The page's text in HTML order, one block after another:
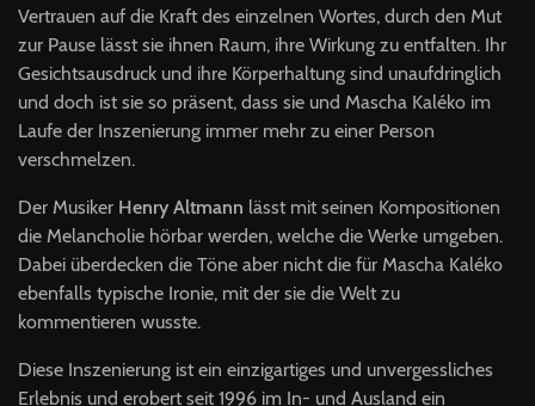
Vertrauen auf die Kraft des einzelnen Wortes, durch den Mut
zur Pause lässt sie ihnen Raum, ihre Wirkung zu entfalten. Ihr
Gesichtsausdruck und ihre Körperhaltung sind unaufdringlich
und doch ist sie so präsent, dass sie und Mascha Kaléko im
Laufe der Inszenierung immer mehr zu einer Person
verschmelzen.
Der Musiker Henry Altmann lässt mit seinen Kompositionen
die Melancholie hörbar werden, welche die Werke umgeben.
Dabei überdecken die Töne aber nicht die für Mascha Kaléko
ebenfalls typische Ironie, mit der sie die Welt zu
kommentieren wusste.
Diese Inszenierung ist ein einzigartiges und unvergessliches
Erlebnis und erobert seit 1996 im In- und Ausland ein